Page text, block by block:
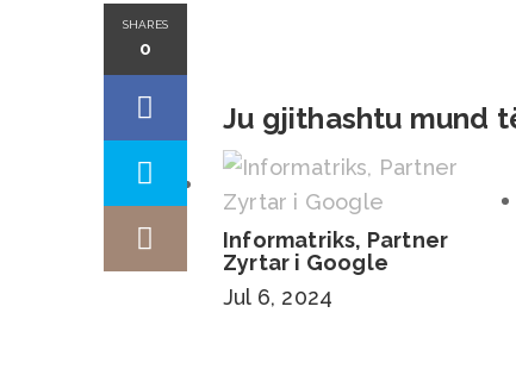
SHARES
0
Ju gjithashtu mund
Informatriks, Partner
Zyrtar i Google
Jul 6, 2024